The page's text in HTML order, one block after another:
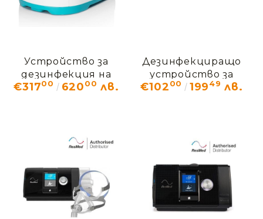
Устройство за
дезинфекция на
CPAP аксесоари 3B
€31700 62000 лв.
Дезинфекциращо
устройство за
CPAP / BIPAP
€10200 19949 лв.